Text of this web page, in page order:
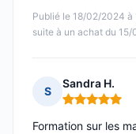
Publié le 18/02/2024 à
suite à un achat du
S
Sandra H.
Note : 5 sur 5
Formation sur les